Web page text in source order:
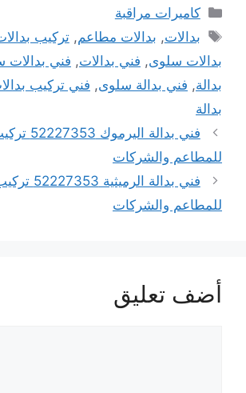
التصنيفات
كاميرات مراقبة
الوسوم
بدالات, بدالات مطاعم,تركيب
بدالات سلوى, فني بدالات, فني بدالات
بدالة, فني بدالة سلوى, فني تركيب
بدالة
فني بدالة
للمطاعم والشركات
فني بدالة
للمطاعم والشركات
أضف تعليق